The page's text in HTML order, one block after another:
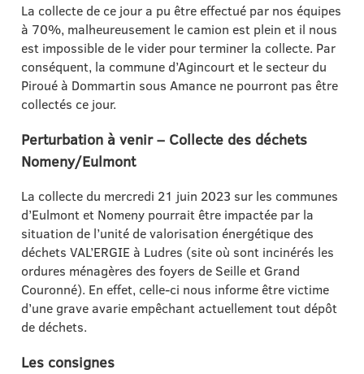
La collecte de ce jour a pu être effectué par nos équipes
à 70%, malheureusement le camion est plein et il nous
est impossible de le vider pour terminer la collecte. Par
conséquent, la commune d’Agincourt et le secteur du
Piroué à Dommartin sous Amance ne pourront pas être
collectés ce jour.
Perturbation à venir – Collecte des déchets
Nomeny/Eulmont
La collecte du mercredi 21 juin 2023 sur les communes
d’Eulmont et Nomeny pourrait être impactée par la
situation de l’unité de valorisation énergétique des
déchets VAL’ERGIE à Ludres (site où sont incinérés les
ordures ménagères des foyers de Seille et Grand
Couronné). En effet, celle-ci nous informe être victime
d’une grave avarie empêchant actuellement tout dépôt
de déchets.
Les consignes